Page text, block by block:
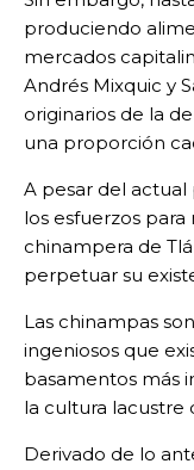
produciendo
mercados
Andrés Mixquic y
originarios de la
una proporción
A pesar del actual
los esfuerzos
chinampera de
perpetuar su
Las chinampas
ingeniosos que
basamentos más
la cultura lacustre
Derivado de lo